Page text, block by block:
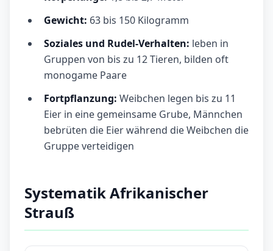
Gewicht: 63 bis 150 Kilogramm
Soziales und Rudel-Verhalten: leben in
Gruppen von bis zu 12 Tieren, bilden oft
monogame Paare
Fortpflanzung: Weibchen legen bis zu 11
Eier in eine gemeinsame Grube, Männchen
bebrüten die Eier während die Weibchen die
Gruppe verteidigen
Systematik Afrikanischer
Strauß